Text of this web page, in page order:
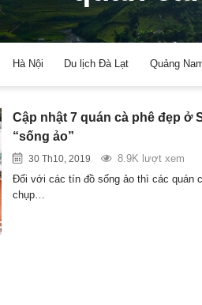
Hà Nội Du lịch Đà Lạt Quảng
Cập nhật 7 quán cà phê đẹp ở
“sống ảo”
30 Th10, 2019
8.9K lượt xem
Đối với các tín đồ sống ảo thì các quán
chụp…